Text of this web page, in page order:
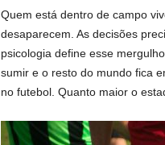
Quem está dentro de campo
desaparecem. As decisões
psicologia define esse
sumir e o resto do mundo fica
no futebol. Quanto maior o